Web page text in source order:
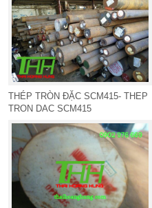
THÉP TRÒN ĐẶC SCM415- THEP
TRON DAC SCM415